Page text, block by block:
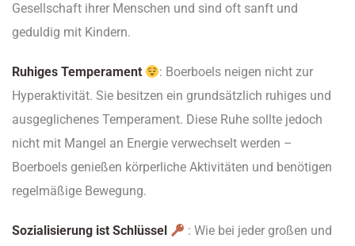
Gesellschaft ihrer Menschen und sind oft sanft und
geduldig mit Kindern.
Ruhiges Temperament
: Boerboels neigen nicht zur
Hyperaktivität. Sie besitzen ein grundsätzlich ruhiges und
ausgeglichenes Temperament. Diese Ruhe sollte jedoch
nicht mit Mangel an Energie verwechselt werden –
Boerboels genießen körperliche Aktivitäten und benötigen
regelmäßige Bewegung.
Sozialisierung ist Schlüssel
: Wie bei jeder großen und